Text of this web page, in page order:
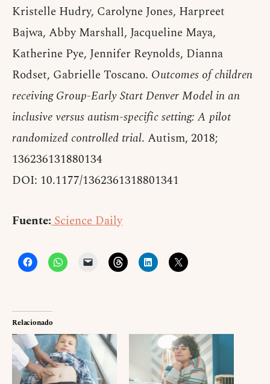
Kristelle Hudry, Carolyne Jones, Harpreet
Bajwa, Abby Marshall, Jacqueline Maya,
Katherine Pye, Jennifer Reynolds, Dianna
Rodset, Gabrielle Toscano. Outcomes of children
receiving Group-Early Start Denver Model in an
inclusive versus autism-specific setting: A pilot
randomized controlled trial. Autism, 2018;
136236131880134
DOI: 10.1177/1362361318801341
Fuente:Science Daily
Relacionado